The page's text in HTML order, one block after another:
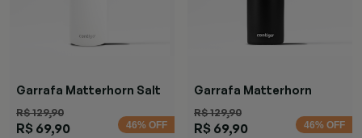
Garrafa Matterhorn Salt
R$ 129,90
R$ 69,90 46% OFF
Garrafa Matterhorn
R$ 129,90
R$ 69,90 46% OFF